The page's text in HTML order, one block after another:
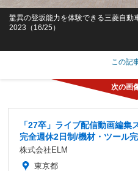
驚異の登坂能力を体験できる三菱自動
2023（16/25）
この記
「27卒」ライブ配信動画編
完全週休2日制/機材・ツール
株式会社ELM
東京都